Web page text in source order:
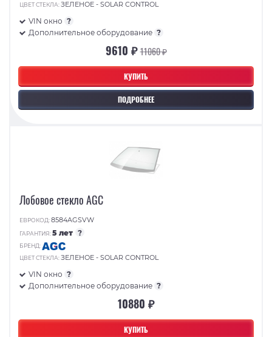
КУПИТЬ
ПОДРОБНЕЕ
ЦВЕТ СТЕКЛА:ЗЕЛЕНОЕ - SOLAR CONTROL
VIN окно ?
Дополнительное оборудование ?
9610 ₽11060 ₽
КУПИТЬ
Лобовое стекло AGC
ЕВРОКОД:8584AGSVW
ГАРАНТИЯ:5 лет ?
БРЕНД:
ЦВЕТ СТЕКЛА:ЗЕЛЕНОЕ - SOLAR CONTROL
VIN окно ?
Дополнительное оборудование ?
10880 ₽